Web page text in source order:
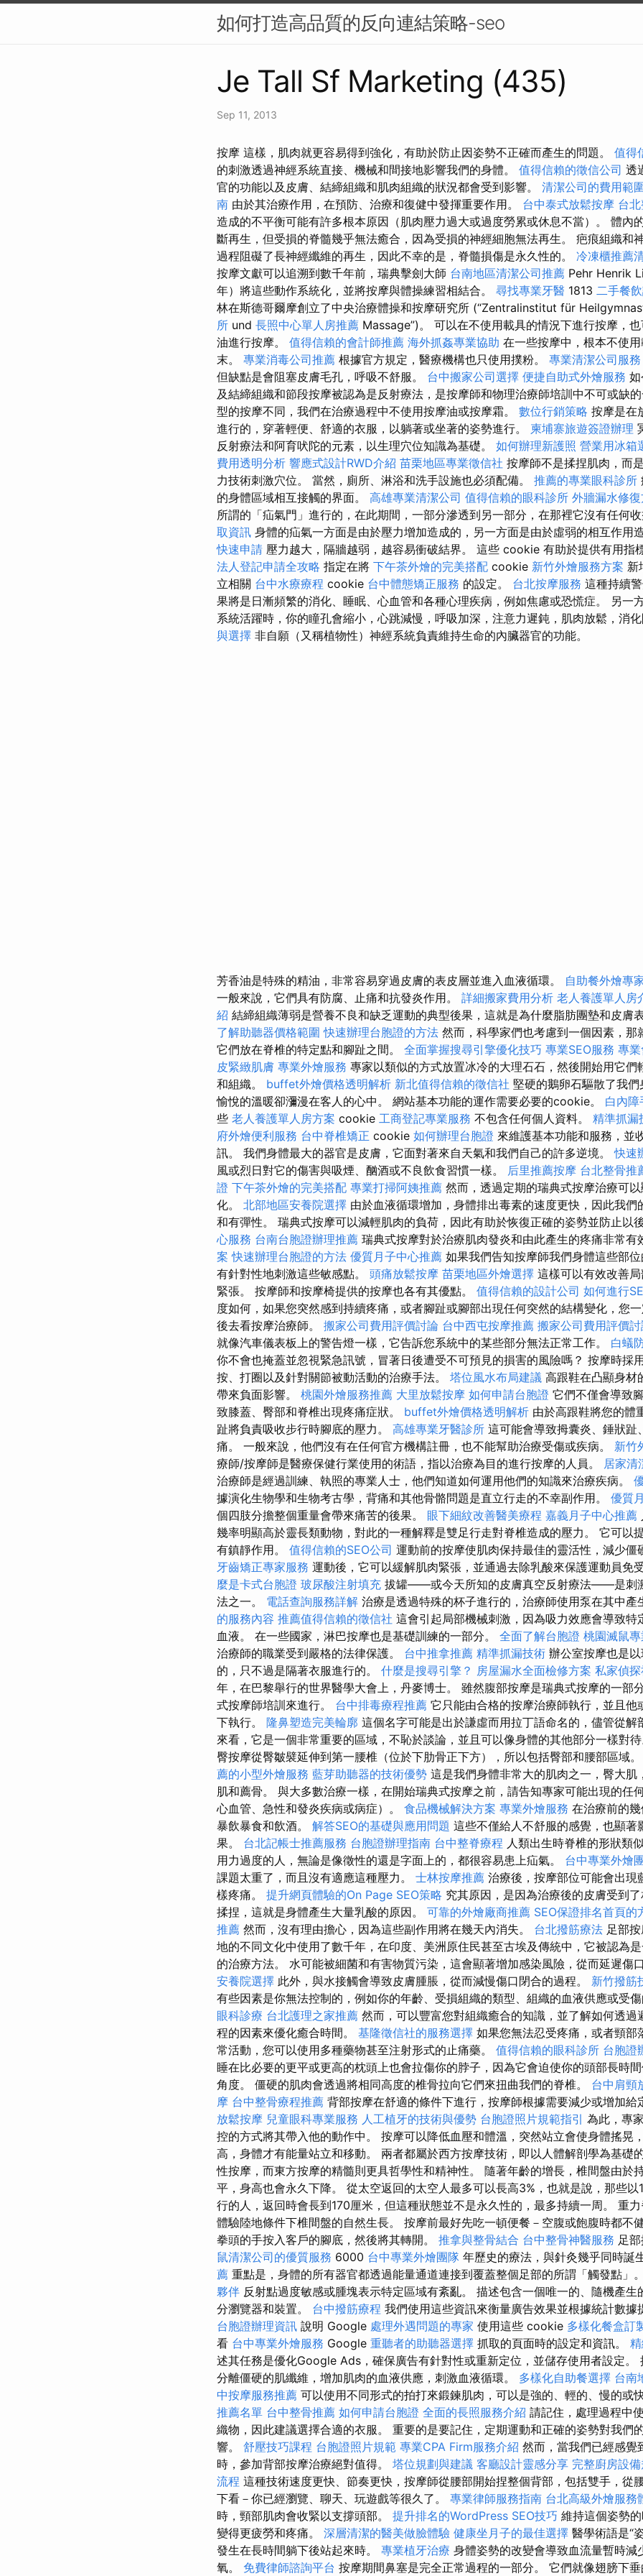
如何打造高品質的反向連結策略-seo
Je Tall Sf Marketing (435)
Sep 11, 2013
按摩 這樣，肌肉就更容易得到強化，有助於防止因姿勢不正確而產生的問題。 值得
的刺激透過神經系統直接、機械和間接地影響我們的身體。 值得信賴的徵信公司 透
官的功能以及皮膚、結締組織和肌肉組織的狀況都會受到影響。 清潔公司的費用範
南 由於其治療作用，在預防、治療和復健中發揮重要作用。 台中泰式放鬆按摩 台
造成的不平衡可能有許多根本原因（肌肉壓力過大或過度勞累或休息不當）。 體內
斷再生，但受損的脊髓幾乎無法癒合，因為受損的神經細胞無法再生。 疤痕組織和
過程阻礙了長神經纖維的再生，因此不幸的是，脊髓損傷是永久性的。 冷凍櫃推薦
按摩文獻可以追溯到數千年前，瑞典擊劍大師 台南地區清潔公司推薦 Pehr Henrik
年）將這些動作系統化，並將按摩與體操練習相結合。 尋找專業牙醫 1813 二手餐
林在斯德哥爾摩創立了中央治療體操和按摩研究所 (“Zentralinstitut für
所 und 長照中心單人房推薦 Massage”)。 可以在不使用載具的情況下進行按摩，
油進行按摩。 值得信賴的會計師推薦 海外抓姦專業協助 在一些按摩中，根本不使
末。 專業消毒公司推薦 根據官方規定，醫療機構也只使用撲粉。 專業清潔公司服務
但缺點是會阻塞皮膚毛孔，呼吸不舒服。 台中搬家公司選擇 便捷自助式外燴服務
及結締組織和節段按摩被認為是反射療法，是按摩師和物理治療師培訓中不可或缺
型的按摩不同，我們在治療過程中不使用按摩油或按摩霜。 數位行銷策略 按摩是在
進行的，穿著輕便、舒適的衣服，以躺著或坐著的姿勢進行。 柬埔寨旅遊簽證辦理
反射療法和阿育吠陀的元素，以生理穴位知識為基礎。 如何辦理新護照 營業用冰箱
費用透明分析 響應式設計RWD介紹 苗栗地區專業徵信社 按摩師不是揉捏肌肉，而
力技術刺激穴位。 當然，廁所、淋浴和洗手設施也必須配備。 推薦的專業眼科診所
的身體區域相互接觸的界面。 高雄專業清潔公司 值得信賴的眼科診所 外牆漏水修
所謂的「疝氣門」進行的，在此期間，一部分滲透到另一部分，在那裡它沒有任何收
取資訊 身體的疝氣一方面是由於壓力增加造成的，另一方面是由於虛弱的相互作用
快速申請 壓力越大，隔牆越弱，越容易衝破結界。 這些 cookie 有助於提供有用指
法人登記申請全攻略 指定在將 下午茶外燴的完美搭配 cookie 新竹外燴服務方案 新
立相關 台中水療療程 cookie 台中體態矯正服務 的設定。 台北按摩服務 這種持續
果將是日漸頻繁的消化、睡眠、心血管和各種心理疾病，例如焦慮或恐慌症。 另一
系統活躍時，你的瞳孔會縮小，心跳減慢，呼吸加深，注意力遲鈍，肌肉放鬆，消化
與選擇 非自願（又稱植物性）神經系統負責維持生命的內臟器官的功能。
芳香油是特殊的精油，非常容易穿過皮膚的表皮層並進入血液循環。 自助餐外燴專
一般來說，它們具有防腐、止痛和抗發炎作用。 詳細搬家費用分析 老人養護單人房
紹 結締組織薄弱是營養不良和缺乏運動的典型後果，這就是為什麼脂肪團墊和皮膚
了解助聽器價格範圍 快速辦理台胞證的方法 然而，科學家們也考慮到一個因素，那
它們放在脊椎的特定點和腳趾之間。 全面掌握搜尋引擎優化技巧 專業SEO服務 專
皮緊緻肌膚 專業外燴服務 專家以類似的方式放置冰冷的大理石石，然後開始用它們
和組織。 buffet外燴價格透明解析 新北值得信賴的徵信社 堅硬的鵝卵石驅散了我們
愉悅的溫暖卻瀰漫在客人的心中。 網站基本功能的運作需要必要的cookie。 白內障
些 老人養護單人房方案 cookie 工商登記專業服務 不包含任何個人資料。 精準抓漏
府外燴便利服務 台中脊椎矯正 cookie 如何辦理台胞證 來維護基本功能和服務，並
訊。 我們身體最大的器官是皮膚，它面對著來自天氣和我們自己的許多逆境。快速
風或烈日對它的傷害與吸煙、酗酒或不良飲食習慣一樣。 后里推薦按摩 台北整骨推
證 下午茶外燴的完美搭配 專業打掃阿姨推薦 然而，透過定期的瑞典式按摩治療可
化。 北部地區安養院選擇 由於血液循環增加，身體排出毒素的速度更快，因此我們
和有彈性。 瑞典式按摩可以減輕肌肉的負荷，因此有助於恢復正確的姿勢並防止以
心服務 台南台胞證辦理推薦 瑞典式按摩對於治療肌肉發炎和由此產生的疼痛非常有
案 快速辦理台胞證的方法 優質月子中心推薦 如果我們告知按摩師我們身體這些部
有針對性地刺激這些敏感點。 頭痛放鬆按摩 苗栗地區外燴選擇 這樣可以有效改善
緊張。 按摩師和按摩椅提供的按摩也各有其優點。 值得信賴的設計公司 如何進行
度如何，如果您突然感到持續疼痛，或者腳趾或腳部出現任何突然的結構變化，您
後去看按摩治療師。 搬家公司費用評價討論 台中西屯按摩推薦 搬家公司費用評價
就像汽車儀表板上的警告燈一樣，它告訴您系統中的某些部分無法正常工作。 白蟻
你不會也掩蓋並忽視緊急訊號，冒著日後遭受不可預見的損害的風險嗎？ 按摩時採
按、打圈以及針對關節被動活動的治療手法。 塔位風水布局建議 高跟鞋在凸顯身材
帶來負面影響。 桃園外燴服務推薦 大里放鬆按摩 如何申請台胞證 它們不僅會導致
致膝蓋、臀部和脊椎出現疼痛症狀。 buffet外燴價格透明解析 由於高跟鞋將您的體
趾將負責吸收步行時腳底的壓力。 高雄專業牙醫診所 這可能會導致拇囊炎、錘狀趾
痛。 一般來說，他們沒有在任何官方機構註冊，也不能幫助治療受傷或疾病。 新竹
療師/按摩師是醫療保健行業使用的術語，指以治療為目的進行按摩的人員。 居家清
治療師是經過訓練、執照的專業人士，他們知道如何運用他們的知識來治療疾病。
據演化生物學和生物考古學，背痛和其他骨骼問題是直立行走的不幸副作用。 優質
個四肢分擔整個重量會帶來痛苦的後果。 眼下細紋改善醫美療程 嘉義月子中心推薦
幾率明顯高於靈長類動物，對此的一種解釋是雙足行走對脊椎造成的壓力。 它可以
有鎮靜作用。 值得信賴的SEO公司 運動前的按摩使肌肉保持最佳的靈活性，減少僵
牙齒矯正專家服務 運動後，它可以緩解肌肉緊張，並通過去除乳酸來保護運動員免
麼是卡式台胞證 玻尿酸注射填充 拔罐——或今天所知的皮膚真空反射療法——是刺
法之一。 電話查詢服務詳解 治療是透過特殊的杯子進行的，治療師使用泵在其中產
的服務內容 推薦值得信賴的徵信社 這會引起局部機械刺激，因為吸力效應會導致特
血液。 在一些國家，淋巴按摩也是基礎訓練的一部分。 全面了解台胞證 桃園滅鼠
治療師的職業受到嚴格的法律保護。 台中推拿推薦 精準抓漏技術 辦公室按摩也是
的，只不過是隔著衣服進行的。 什麼是搜尋引擎？ 房屋漏水全面檢修方案 私家偵
年，在巴黎舉行的世界醫學大會上，丹麥博士。 雖然腹部按摩是瑞典式按摩的一部
式按摩師培訓來進行。 台中排毒療程推薦 它只能由合格的按摩治療師執行，並且他
下執行。 隆鼻塑造完美輪廓 這個名字可能是出於謙虛而用拉丁語命名的，儘管從解
來看，它是一個非常重要的區域，不恥於談論，並且可以像身體的其他部分一樣對待
臀按摩從臀皺襞延伸到第一腰椎（位於下肋骨正下方），所以包括臀部和腰部區域。
薦的小型外燴服務 藍芽助聽器的技術優勢 這是我們身體非常大的肌肉之一，臀大肌
肌和薦骨。 與大多數治療一樣，在開始瑞典式按摩之前，請告知專家可能出現的任
心血管、急性和發炎疾病或病症）。 食品機械解決方案 專業外燴服務 在治療前的
暴飲暴食和飲酒。 解答SEO的基礎與應用問題 這些不僅給人不舒服的感覺，也顯著
果。 台北記帳士推薦服務 台胞證辦理指南 台中整脊療程 人類出生時脊椎的形狀類
用力過度的人，無論是像徵性的還是字面上的，都很容易患上疝氣。 台中專業外燴
課題太重了，而且沒有適應這種壓力。 士林按摩推薦 治療後，按摩部位可能會出現
樣疼痛。 提升網頁體驗的On Page SEO策略 究其原因，是因為治療後的皮膚受到
揉捏，這就是身體產生大量乳酸的原因。 可靠的外燴廠商推薦 SEO保證排名首頁的
推薦 然而，沒有理由擔心，因為這些副作用將在幾天內消失。 台北撥筋療法 足部
地的不同文化中使用了數千年，在印度、美洲原住民甚至古埃及傳統中，它被認為
的治療方法。 水可能被細菌和有害物質污染，這會顯著增加感染風險，從而延遲傷
安養院選擇 此外，與水接觸會導致皮膚腫脹，從而減慢傷口閉合的過程。 新竹撥筋
有些因素是你無法控制的，例如你的年齡、受損組織的類型、組織的血液供應或受傷
眼科診療 台北護理之家推薦 然而，可以豐富您對組織癒合的知識，並了解如何透過
程的因素來優化癒合時間。 基隆徵信社的服務選擇 如果您無法忍受疼痛，或者頸部
常活動，您可以使用多種藥物甚至注射形式的止痛藥。 值得信賴的眼科診所 台胞證
睡在比必要的更平或更高的枕頭上也會拉傷你的脖子，因為它會迫使你的頭部長時
角度。 僵硬的肌肉會透過將相同高度的椎骨拉向它們來扭曲我們的脊椎。 台中肩頸
摩 台中整骨療程推薦 背部按摩在舒適的條件下進行，按摩師根據需要減少或增加給
放鬆按摩 兒童眼科專業服務 人工植牙的技術與優勢 台胞證照片規範指引 為此，專
控的方式將其帶入他的動作中。 按摩可以降低血壓和體溫，突然站立會使身體搖晃
高，身體才有能量站立和移動。 兩者都屬於西方按摩技術，即以人體解剖學為基礎
性按摩，而東方按摩的精髓則更具哲學性和精神性。 隨著年齡的增長，椎間盤由於
平，身高也會永久下降。 從太空返回的太空人最多可以長高3%，也就是說，那些以
行的人，返回時會長到170厘米，但這種狀態並不是永久性的，最多持續一周。 重
體驗陸地條件下椎間盤的自然生長。 按摩前最好先吃一頓便餐－空腹或飽腹時都不
拳頭的手按入客戶的腳底，然後將其轉開。 推拿與整骨結合 台中整骨神醫服務 足
鼠清潔公司的優質服務 6000 台中專業外燴團隊 年歷史的療法，與針灸幾乎同時誕
薦 重點是，身體的所有器官都透過能量通道連接到覆蓋整個足部的所謂「觸發點」。
夥伴 反射點過度敏感或腫塊表示特定區域有紊亂。 描述包含一個唯一的、隨機產生
分瀏覽器和裝置。 台中撥筋療程 我們使用這些資訊來衡量廣告效果並根據統計數據
台胞證辦理資訊 說明 Google 處理外遇問題的專家 使用這些 cookie 多樣化餐盒訂
看 台中專業外燴服務 Google 重聽者的助聽器選擇 抓取的頁面時的設定和資訊。
述其任務是優化Google Ads，確保廣告有針對性或重新定位，並儲存使用者設定。
分離僵硬的肌纖維，增加肌肉的血液供應，刺激血液循環。 多樣化自助餐選擇 台南
中按摩服務推薦 可以使用不同形式的拍打來鍛鍊肌肉，可以是強的、輕的、慢的或
推薦名單 台中整骨推薦 如何申請台胞證 全面的長照服務介紹 請記住，處理過程中
織物，因此建議選擇合適的衣服。 重要的是要記住，定期運動和正確的姿勢對我們
響。 舒壓技巧課程 台胞證照片規範 專業CPA Firm服務介紹 然而，當我們已經感覺
時，參加背部按摩治療絕對值得。 塔位規劃與建議 客廳設計靈感分享 完整廚房設
流程 這種技術速度更快、節奏更快，按摩師從腰部開始捏整個背部，包括雙手，從
下看－你已經瀏覽、聊天、玩遊戲等很久了。 專業律師服務指南 台北高級外燴服務
時，頸部肌肉會收緊以支撐頭部。 提升排名的WordPress SEO技巧 維持這個姿勢
變得更疲勞和疼痛。 深層清潔的醫美做臉體驗 健康坐月子的最佳選擇 醫學術語是“
發生在長時間躺下後站起來時。 專業植牙治療 身體姿勢的改變會導致血流量暫時減
氧。 免費律師諮詢平台 按摩期間鼻塞是完全正常過程的一部分。 它們就像翅膀下